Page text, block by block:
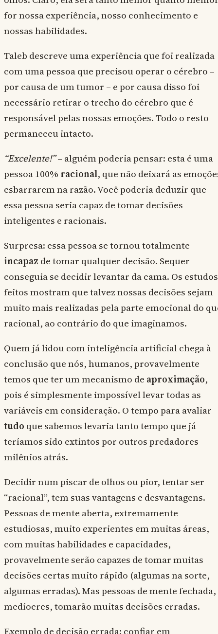
for nossa experiência, nosso conhecimento e
nossas habilidades.
Taleb descreve uma experiência que foi realizada
com uma pessoa que precisou operar o cérebro –
por causa de um tumor – e por causa disso foi
necessário retirar o trecho do cérebro que é
responsável pelas nossas emoções. Todo o resto
permaneceu intacto.
“Excelente!”– alguém poderia pensar: esta é uma
pessoa 100% racional, que não deixará as
esbarrarem na razão. Você poderia deduzir que
essa pessoa seria capaz de tomar decisões
inteligentes e racionais.
Surpresa: essa pessoa se tornou totalmente
incapaz de tomar qualquer decisão. Sequer
conseguia se decidir levantar da cama. Os estudos
feitos mostram que talvez nossas decisões sejam
muito mais realizadas pela parte emocional do
racional, ao contrário do que imaginamos.
Quem já lidou com inteligência artificial chega à
conclusão que nós, humanos, provavelmente
temos que ter um mecanismo de aproximação,
pois é simplesmente impossível levar todas as
variáveis em consideração. O tempo para avaliar
tudo que sabemos levaria tanto tempo que já
teríamos sido extintos por outros predadores
milênios atrás.
Decidir num piscar de olhos ou pior, tentar ser
“racional”, tem suas vantagens e desvantagens.
Pessoas de mente aberta, extremamente
estudiosas, muito experientes em muitas áreas,
com muitas habilidades e capacidades,
provavelmente serão capazes de tomar muitas
decisões certas muito rápido (algumas na sorte,
algumas erradas). Mas pessoas de mente fechada,
medíocres, tomarão muitas decisões erradas.
Exemplo de decisão errada: confiar em